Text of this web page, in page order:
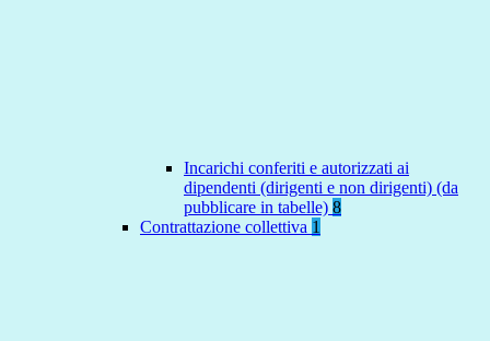
Incarichi conferiti e autorizzati ai
dipendenti (dirigenti e non dirigenti) (da
pubblicare in tabelle) 8
Contrattazione collettiva 1